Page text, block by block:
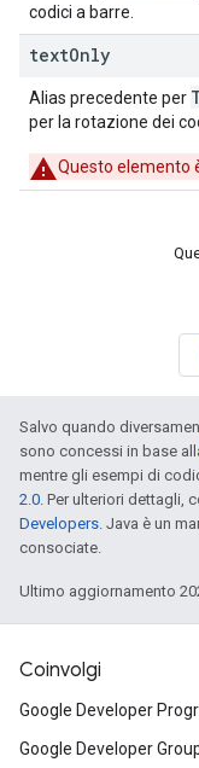
codici a barre.
textOnly
Alias precedente per
per la rotazione dei
Questo elemento
Salvo quando
sono concessi in base
mentre gli esempi di
2.0. Per ulteriori dettagli,
Developers. Java è un
consociate.
Ultimo aggiornamento
Coinvolgi
Google Developer
Google Developer